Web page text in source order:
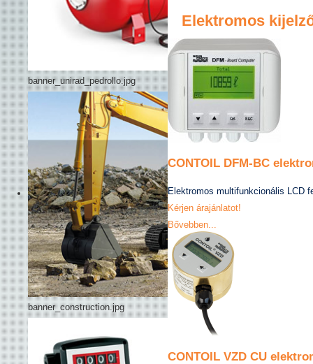
banner_unirad_pedrollo.jpg
banner_construction.jpg
Elektromos
CONTOIL DFM-BC
Elektromos multifunkcionális LCD
Kérjen árajánlatot!
Bővebben...
CONTOIL VZD CU